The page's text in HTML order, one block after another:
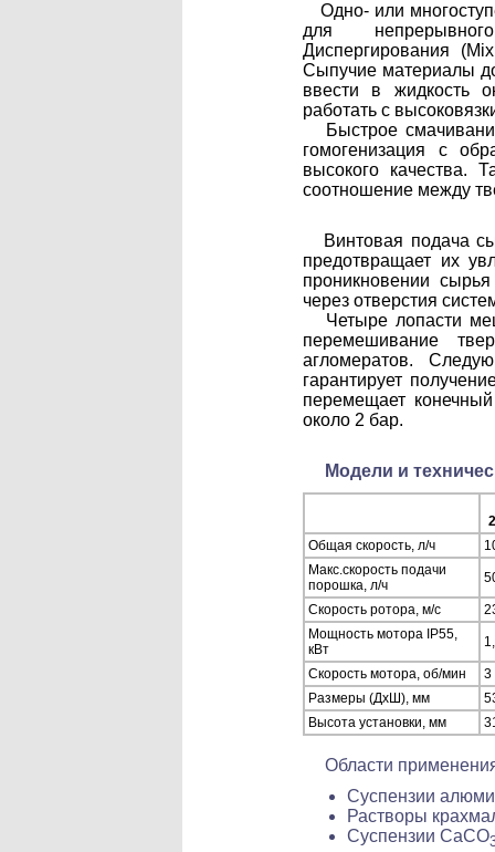
Одно- или
для
Диспергирования
Сыпучие материалы
ввести в жидкость
работать с
Быстрое
гомогенизация с
высокого качества.
соотношение между
Винтовая подача
предотвращает их
проникновении
через отверстия
Четыре лопасти
перемешивание
агломератов.
гарантирует
перемещает
около 2 бар.
Модели и
Общая скорость, л/ч
Макс.скорость подачи
порошка, л/ч
Скорость ротора, м/с
Мощность мотора IP55,
кВт
Скорость мотора, об/мин
3
Размеры (ДхШ), мм
Высота установки, мм
Области
Суспензии
Растворы
Суспензии CaCO